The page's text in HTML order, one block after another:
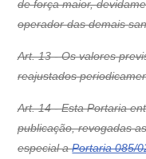
de força maior,
operador das demais
Art. 13 - Os valores
reajustados
Art. 14 - Esta Portaria
publicação, revogadas
especial aPortaria 085/